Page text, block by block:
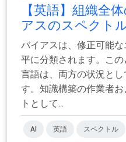
【英語】組織全
アスのスペクト
バイアスは、修正可能
平に分類されます。こ
言語は、両方の状況と
す。知識構築の作業者
トとして...
AI 英語 スペクトル